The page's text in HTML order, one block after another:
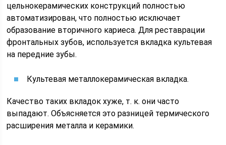
цельнокерамических конструкций полностью
автоматизирован, что полностью исключает
образование вторичного кариеса. Для реставрации
фронтальных зубов, используется вкладка культевая
на передние зубы.
Культевая металлокерамическая вкладка.
Качество таких вкладок хуже, т. к. они часто
выпадают. Объясняется это разницей термического
расширения металла и керамики.